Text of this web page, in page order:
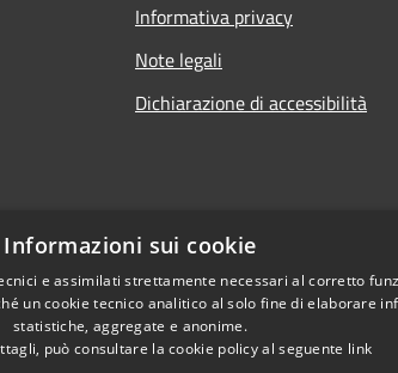
Informativa privacy
Note legali
Dichiarazione di accessibilità
Informazioni sui cookie
e assimilati strettamente necessari al corretto
un cookie tecnico analitico al solo fine di elaborare
statistiche, aggregate e anonime.
può consultare la cookie policy al seguente link